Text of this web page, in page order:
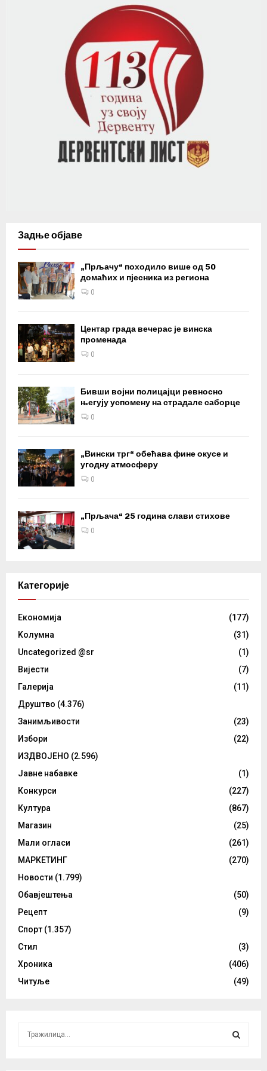
Задње објаве
„Прљачу“ походило више од 50
домаћих и пјесника из региона
0
Центар града вечерас је винска
променада
0
Бивши војни полицајци ревносно
његују успомену на страдале саборце
0
„Вински трг“ обећава фине окусе и
угодну атмосферу
0
„Прљача“ 25 година слави стихове
0
Категорије
Eкономија
(177)
Kолумнa
(31)
Uncategorized @sr
(1)
Вијести
(7)
Галерија
(11)
Друштво (4.376)
Занимљивости
(23)
Избори
(22)
ИЗДВОЈЕНО (2.596)
Јавне набавке
(1)
Конкурси
(227)
Култура
(867)
Магазин
(25)
Мали огласи
(261)
МАРКЕТИНГ
(270)
Новости (1.799)
Обавјештења
(50)
Рецепт
(9)
Спорт (1.357)
Стил
(3)
Хроника
(406)
Читуље
(49)